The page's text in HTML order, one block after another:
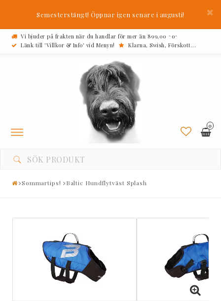
Semesterstängt! Öppnar igen senare i augusti!
Vi bjuder på frakten när du handlar för mer än 899,00 ^o^
Länk till 'Villkor & Info' vid Menyn!
Klarna, Swish, Förskott...
0
Toggle
navigation
Sommartips! Baltic Hundflytväst Splash